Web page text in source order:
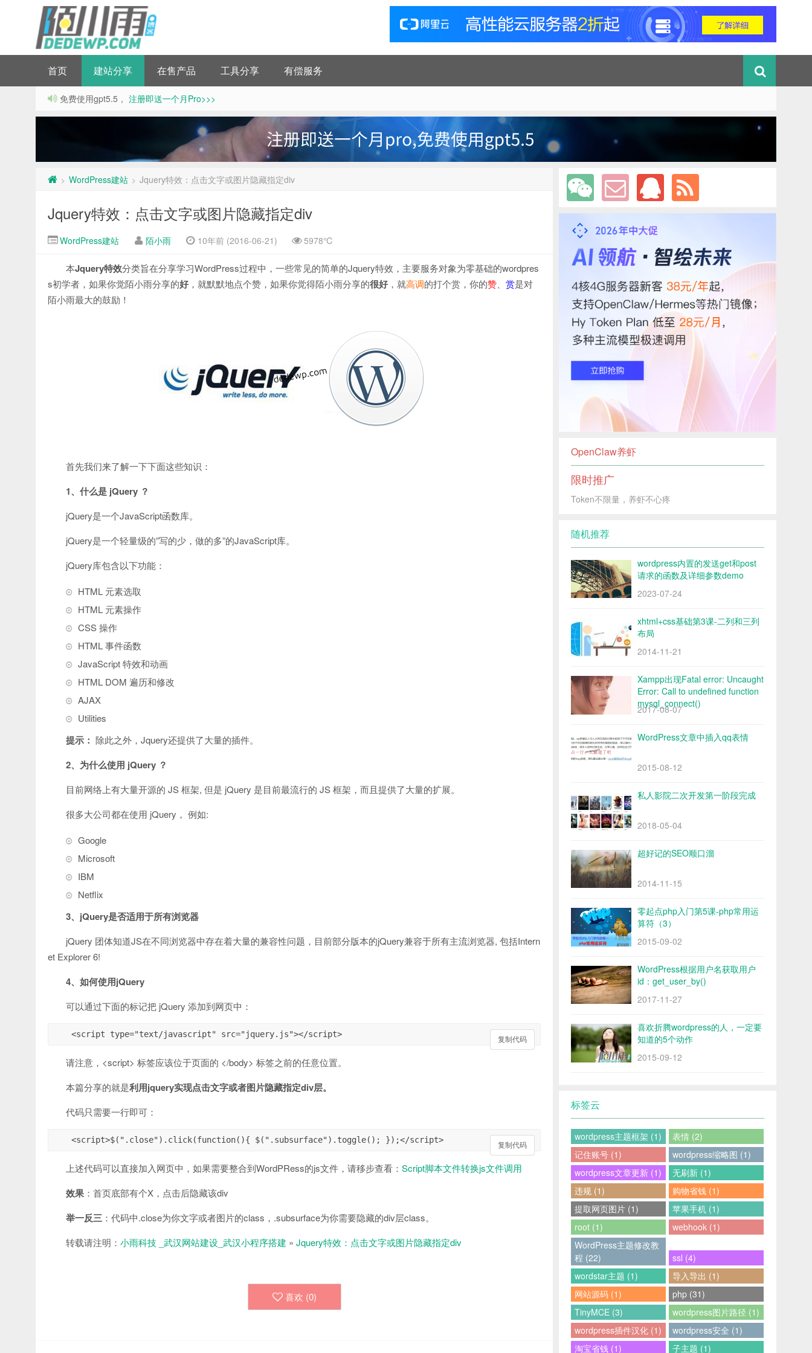
首页 建站分享 在售产品 工具分享 有偿服务
免费使用gpt5.5， 注册即送一个月Pro>>>
> WordPress建站 > Jquery特效：点击文字或图片隐藏指定div
Jquery特效：点击文字或图片隐藏指定div
WordPress建站 陌小雨 10年前 (2016-06-21) 5978℃
本Jquery特效分类旨在分享学习WordPress过程中，一些常见的简单的Jquery特效，主要服务对象为零基础的wordpres
s初学者，如果你觉陌小雨分享的好，就默默地点个赞，如果你觉得陌小雨分享的很好，就高调的打个赏，你的赞、 赏是对
陌小雨最大的鼓励！
首先我们来了解一下下面这些知识：
1、什么是 jQuery ？
jQuery是一个JavaScript函数库。
jQuery是一个轻量级的”写的少，做的多”的JavaScript库。
jQuery库包含以下功能：
HTML 元素选取
HTML 元素操作
CSS 操作
HTML 事件函数
JavaScript 特效和动画
HTML DOM 遍历和修改
AJAX
Utilities
提示： 除此之外，Jquery还提供了大量的插件。
2、为什么使用 jQuery ？
目前网络上有大量开源的 JS 框架, 但是 jQuery 是目前最流行的 JS 框架，而且提供了大量的扩展。
很多大公司都在使用 jQuery， 例如:
Google
Microsoft
IBM
Netflix
3、jQuery是否适用于所有浏览器
jQuery 团体知道JS在不同浏览器中存在着大量的兼容性问题，目前部分版本的jQuery兼容于所有主流浏览器, 包括Intern
et Explorer 6!
4、如何使用jQuery
可以通过下面的标记把 jQuery 添加到网页中：
复制代码
复制代码
<script type="text/javascript" src="jquery.js"></script>
请注意，<script> 标签应该位于页面的 </body> 标签之前的任意位置。
本篇分享的就是利用jquery实现点击文字或者图片隐藏指定div层。
代码只需要一行即可：
复制代码
复制代码
<script>$(".close").click(function(){ $(".subsurface").toggle(); });</script>
上述代码可以直接加入网页中，如果需要整合到WordPRess的js文件，请移步查看： Script脚本文件转换js文件调用
效果 ：首页底部有个X，点击后隐藏该div
举一反三 ：代码中.close为你文字或者图片的class，.subsurface为你需要隐藏的div层class。
转载请注明： 小雨科技 _武汉网站建设_武汉小程序搭建 » Jquery特效：点击文字或图片隐藏指定div
喜欢 (0)
OpenClaw养虾
限时推广
Token不限量，养虾不心疼
随机推荐
wordpress内置的发送get和post
请求的函数及详细参数demo
2023-07-24
xhtml+css基础第3课-二列和三列
布局
2014-11-21
Xampp出现Fatal error: Uncaught
Error: Call to undefined function
mysql_connect()
2017-08-07
WordPress文章中插入qq表情
2015-08-12
私人影院二次开发第一阶段完成
2018-05-04
超好记的SEO顺口溜
2014-11-15
零起点php入门第5课-php常用运
算符（3）
2015-09-02
WordPress根据用户名获取用户
id：get_user_by()
2017-11-27
喜欢折腾wordpress的人，一定要
知道的5个动作
2015-09-12
标签云
wordpress主题框架 (1)
表情 (2)
记住账号 (1)
wordpress缩略图 (1)
wordpress文章更新 (1)
无刷新 (1)
违规 (1)
购物省钱 (1)
提取网页图片 (1)
苹果手机 (1)
root (1)
webhook (1)
WordPress主题修改教
程 (22)
ssl (4)
wordstar主题 (1)
导入导出 (1)
网站源码 (1)
php (31)
TinyMCE (3)
wordpress图片路径 (1)
wordpress插件汉化 (1)
wordpress安全 (1)
淘宝省钱 (1)
子主题 (1)